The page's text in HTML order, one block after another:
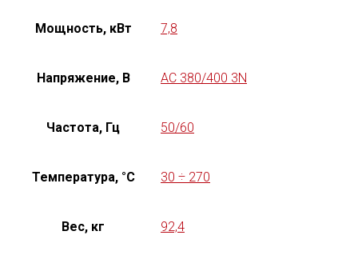
Мощность, кВт 7,8
Напряжение, В AC 380/400 3N
Частота, Гц 50/60
Температура, °C 30 ÷ 270
Вес, кг 92,4